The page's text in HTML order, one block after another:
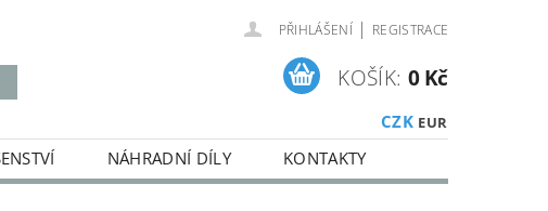
PŘIHLÁŠENÍ | REGISTRACE
CZK EUR
KOŠÍK: 0 Kč
NÁHRADNÍ DÍLY KONTAKTY